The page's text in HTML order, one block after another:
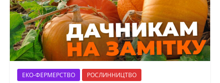
ЕКО-ФЕРМЕРСТВО РОСЛИННИЦТВО